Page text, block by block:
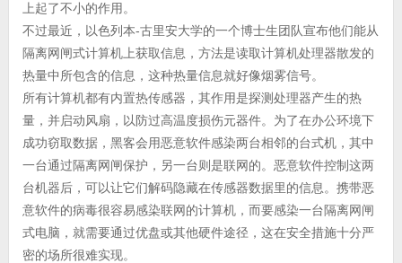
上起了不小的作用。
不过最近，以色列本-古里安大学的一个博士生团队宣布他们能从
隔离网闸式计算机上获取信息，方法是读取计算机处理器散发的
热量中所包含的信息，这种热量信息就好像烟雾信号。
所有计算机都有内置热传感器，其作用是探测处理器产生的热
量，并启动风扇，以防过高温度损伤元器件。为了在办公环境下
成功窃取数据，黑客会用恶意软件感染两台相邻的台式机，其中
一台通过隔离网闸保护，另一台则是联网的。恶意软件控制这两
台机器后，可以让它们解码隐藏在传感器数据里的信息。携带恶
意软件的病毒很容易感染联网的计算机，而要感染一台隔离网闸
式电脑，就需要通过优盘或其他硬件途径，这在安全措施十分严
密的场所很难实现。